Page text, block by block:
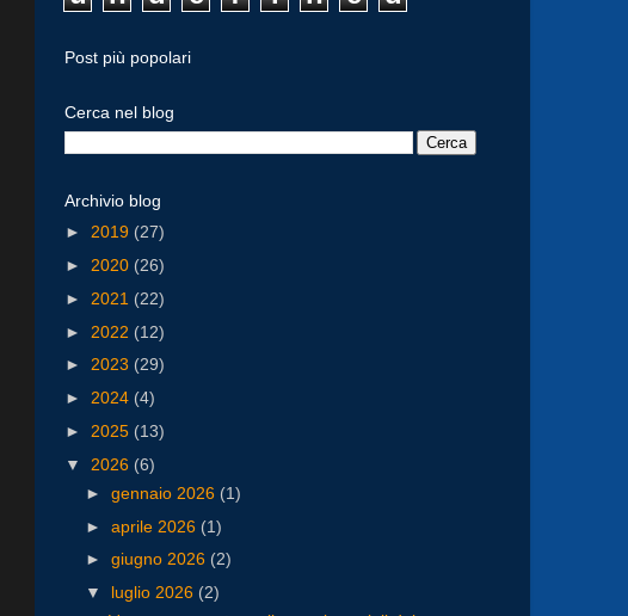
Post più popolari
Cerca nel blog
Archivio blog
► 2019 (27)
► 2020 (26)
► 2021 (22)
► 2022 (12)
► 2023 (29)
► 2024 (4)
► 2025 (13)
▼ 2026 (6)
►gennaio 2026 (1)
►aprile 2026 (1)
►giugno 2026 (2)
▼ luglio 2026 (2)